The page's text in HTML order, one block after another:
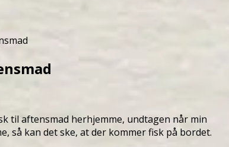
til aftensmad herhjemme, undtagen når min
så kan det ske, at der kommer fisk på bordet.